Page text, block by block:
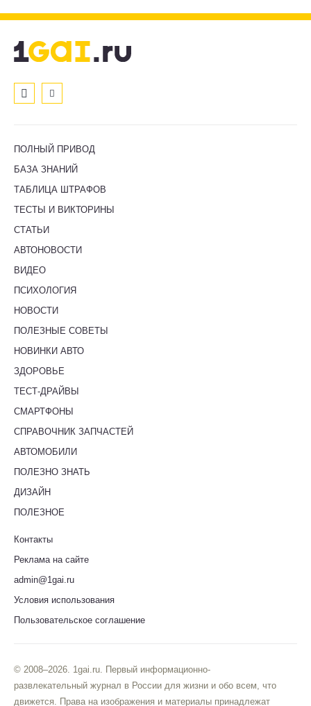
ПОЛНЫЙ ПРИВОД
БАЗА ЗНАНИЙ
ТАБЛИЦА ШТРАФОВ
ТЕСТЫ И ВИКТОРИНЫ
СТАТЬИ
АВТОНОВОСТИ
ВИДЕО
ПСИХОЛОГИЯ
НОВОСТИ
ПОЛЕЗНЫЕ СОВЕТЫ
НОВИНКИ АВТО
ЗДОРОВЬЕ
ТЕСТ-ДРАЙВЫ
СМАРТФОНЫ
СПРАВОЧНИК ЗАПЧАСТЕЙ
АВТОМОБИЛИ
ПОЛЕЗНО ЗНАТЬ
ДИЗАЙН
ПОЛЕЗНОЕ
Контакты
Реклама на сайте
admin@1gai.ru
Условия использования
Пользовательское соглашение
© 2008–2026. 1gai.ru. Первый информационно-
развлекательный журнал в России для жизни и обо всем, что
движется. Права на изображения и материалы принадлежат